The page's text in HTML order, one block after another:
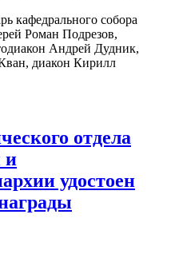
кафедрального собора
Роман Подрезов,
Андрей Дудник,
диакон Кирилл
отдела
и
удостоен